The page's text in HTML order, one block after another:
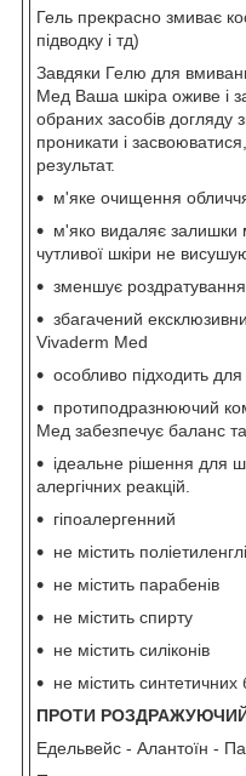
Гель прекрасно змиває
підводку і тд)
Завдяки Гелю для
Мед Ваша шкіра оживе і
обраних засобів догляду
проникати і
результат.
м'яке очищення
м'яко видаляє залишки
чутливої ​​шкіри не
зменшує роздратування
збагачений
Vivaderm Med
особливо підходить для
протиподразнюючий
Мед забезпечує баланс
ідеальне рішення для
алергічних реакцій.
гіпоалергенний
не містить
не містить парабенів
не містить спирту
не містить силіконів
не містить синтетичних
ПРОТИ
Едельвейс - Алантоїн -